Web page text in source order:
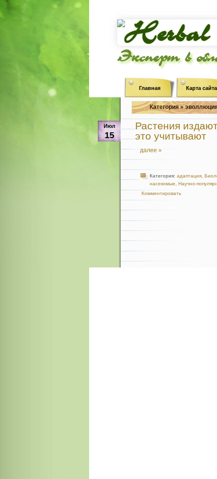
Эксперт в
Главная Карта сайта
Категория »
Июл
15
Растения
это учитывают
далее »
Категория: адаптация
насекомые
Научно-
Комментировать